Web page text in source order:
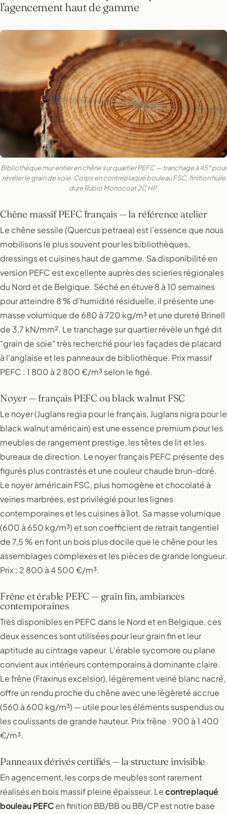
l'agencement haut de gamme
Bibliothèque mur entier en chêne sur quartier PEFC — tranchage à 45° pour
révéler le grain de soie. Corps en contreplaqué bouleau FSC, finition huile
dure Rubio Monocoat 2C HP.
Chêne massif PEFC français — la référence atelier
Le chêne sessile (Quercus petraea) est l'essence que nous
mobilisons le plus souvent pour les bibliothèques,
dressings et cuisines haut de gamme. Sa disponibilité en
version PEFC est excellente auprès des scieries régionales
du Nord et de Belgique. Séché en étuve 8 à 10 semaines
pour atteindre 8 % d'humidité résiduelle, il présente une
masse volumique de 680 à 720 kg/m³ et une dureté Brinell
de 3,7 kN/mm². Le tranchage sur quartier révèle un figé dit
"grain de soie" très recherché pour les façades de placard
à l'anglaise et les panneaux de bibliothèque. Prix massif
PEFC : 1 800 à 2 800 €/m³ selon le figé.
Noyer — français PEFC ou black walnut FSC
Le noyer (Juglans regia pour le français, Juglans nigra pour le
black walnut américain) est une essence premium pour les
meubles de rangement prestige, les têtes de lit et les
bureaux de direction. Le noyer français PEFC présente des
figurés plus contrastés et une couleur chaude brun-doré.
Le noyer américain FSC, plus homogène et chocolaté à
veines marbrées, est privilégié pour les lignes
contemporaines et les cuisines à îlot. Sa masse volumique
(600 à 650 kg/m³) et son coefficient de retrait tangentiel
de 7,5 % en font un bois plus docile que le chêne pour les
assemblages complexes et les pièces de grande longueur.
Prix : 2 800 à 4 500 €/m³.
Frêne et érable PEFC — grain fin, ambiances
contemporaines
Très disponibles en PEFC dans le Nord et en Belgique, ces
deux essences sont utilisées pour leur grain fin et leur
aptitude au cintrage vapeur. L'érable sycomore ou plane
convient aux intérieurs contemporains à dominante claire.
Le frêne (Fraxinus excelsior), légèrement veiné blanc nacré,
offre un rendu proche du chêne avec une légèreté accrue
(560 à 600 kg/m³) — utile pour les éléments suspendus ou
les coulissants de grande hauteur. Prix frêne : 900 à 1 400
€/m³.
Panneaux dérivés certifiés — la structure invisible
En agencement, les corps de meubles sont rarement
réalisés en bois massif pleine épaisseur. Lecontreplaqué
bouleau PEFCen finition BB/BB ou BB/CP est notre base